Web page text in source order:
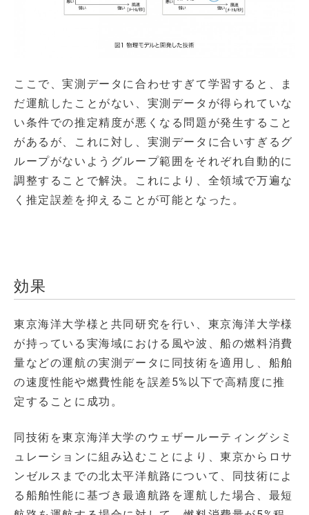
ここで、実測データに合わせすぎて学習すると、ま
だ運航したことがない、実測データが得られていな
い条件での推定精度が悪くなる問題が発生すること
があるが、これに対し、実測データに合いすぎるグ
ループがないようグループ範囲をそれぞれ自動的に
調整することで解決。これにより、全領域で万遍な
く推定誤差を抑えることが可能となった。
効果
東京海洋大学様と共同研究を行い、東京海洋大学様
が持っている実海域における風や波、船の燃料消費
量などの運航の実測データに同技術を適用し、船舶
の速度性能や燃費性能を誤差5%以下で高精度に推
定することに成功。
同技術を東京海洋大学のウェザールーティングシミ
ュレーションに組み込むことにより、東京からロサ
ンゼルスまでの北太平洋航路について、同技術によ
る船舶性能に基づき最適航路を運航した場合、最短